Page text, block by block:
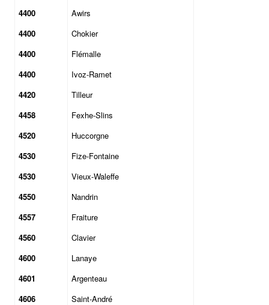
4400
Awirs
4400
Chokier
4400
Flémalle
4400
Ivoz-Ramet
4420
Tilleur
4458
Fexhe-Slins
4520
Huccorgne
4530
Fize-Fontaine
4530
Vieux-Waleffe
4550
Nandrin
4557
Fraiture
4560
Clavier
4600
Lanaye
4601
Argenteau
4606
Saint-André